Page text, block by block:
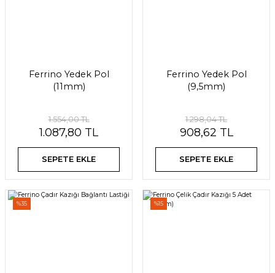
Ferrino Yedek Pol
(11mm)
1.554,00 TL
1.087,80 TL
SEPETE EKLE
Ferrino Yedek Pol
(9,5mm)
1.298,04 TL
908,62 TL
SEPETE EKLE
%35 %15